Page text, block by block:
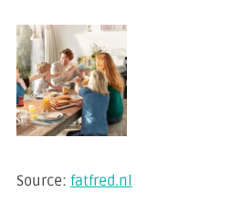
Source: fatfred.nl